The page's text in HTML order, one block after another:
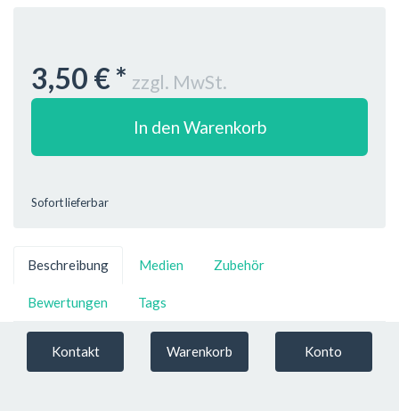
3,50 €* zzgl. MwSt.
In den Warenkorb
Sofort lieferbar
Beschreibung Medien Zubehör
Bewertungen Tags
Kontakt Warenkorb Konto